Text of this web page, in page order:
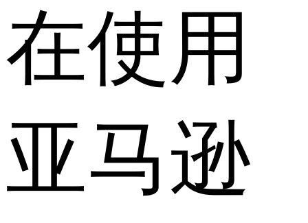
在使用
亚马逊